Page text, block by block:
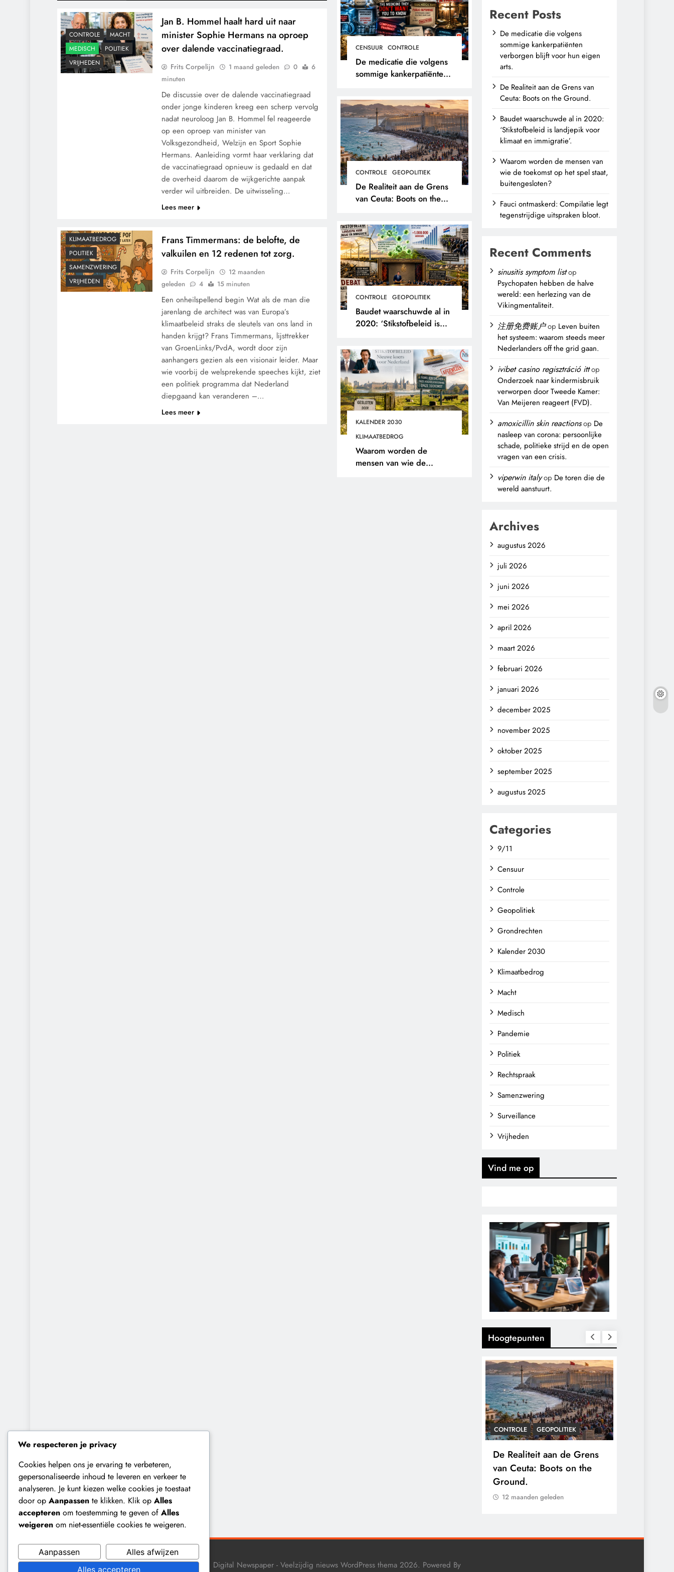
CENSUUR CONTROLE
De medicatie die volgens
sommige kankerpatiënten
eigen arts.
CONTROLE GEOPOLITIEK
De Realiteit aan de Grens
van Ceuta: Boots on the
CONTROLE GEOPOLITIEK
Baudet waarschuwde al in
2020: ‘Stikstofbeleid is
immigratie’.
KALENDER 2030
KLIMAATBEDROG
Waarom worden de
mensen van wie de
CONTROLE
MACHT
MEDISCH
POLITIEK
VRIJHEDEN
Jan B. Hommel haalt hard uit naar
minister Sophie Hermans na oproep
over dalende vaccinatiegraad.
Frits Corpelijn 1 maand geleden 0
6
minuten
De discussie over de dalende vaccinatiegraad
onder jonge kinderen kreeg een scherp vervolg
nadat neuroloog Jan B. Hommel fel reageerde
op een oproep van minister van
Volksgezondheid, Welzijn en Sport Sophie
Hermans. Aanleiding vormt haar verklaring dat
de vaccinatiegraad opnieuw is gedaald en dat
de overheid daarom de wijkgerichte aanpak
verder wil uitbreiden. De uitwisseling…
Lees meer
KLIMAATBEDROG
POLITIEK
SAMENZWERING
VRIJHEDEN
Frans Timmermans: de belofte, de
valkuilen en 12 redenen tot zorg.
Frits Corpelijn
12 maanden
geleden
4 15 minuten
Een onheilspellend begin Wat als de man die
jarenlang de architect was van Europa’s
klimaatbeleid straks de sleutels van ons land in
handen krijgt? Frans Timmermans, lijsttrekker
van GroenLinks/PvdA, wordt door zijn
aanhangers gezien als een visionair leider. Maar
wie voorbij de welsprekende speeches kijkt, ziet
een politiek programma dat Nederland
diepgaand kan veranderen –…
Lees meer
Recent Posts
De medicatie die volgens
sommige kankerpatiënten
verborgen blijft voor hun eigen
arts.
De Realiteit aan de Grens van
Ceuta: Boots on the Ground.
Baudet waarschuwde al in 2020:
‘Stikstofbeleid is landjepik voor
klimaat en immigratie’.
Waarom worden de mensen van
wie de toekomst op het spel staat,
buitengesloten?
Fauci ontmaskerd: Compilatie legt
tegenstrijdige uitspraken bloot.
Recent Comments
sinusitis symptom listop
Psychopaten hebben de halve
wereld: een herlezing van de
Vikingmentaliteit.
注册免费账户op Leven buiten
het systeem: waarom steeds meer
Nederlanders off the grid gaan.
ivibet casino regisztráció ittop
Onderzoek naar kindermisbruik
verworpen door Tweede Kamer:
Van Meijeren reageert (FVD).
amoxicillin skin reactionsop De
nasleep van corona: persoonlijke
schade, politieke strijd en de open
vragen van een crisis.
viperwin italyop De toren die de
wereld aanstuurt.
Archives
augustus 2026
juli 2026
juni 2026
mei 2026
april 2026
maart 2026
februari 2026
januari 2026
december 2025
november 2025
oktober 2025
september 2025
augustus 2025
Categories
9/11
Censuur
Controle
Geopolitiek
Grondrechten
Kalender 2030
Klimaatbedrog
Macht
Medisch
Pandemie
Politiek
Rechtspraak
Samenzwering
Surveillance
Vrijheden
Vind me op
Hoogtepunten
GEOPOLITIEK
De Realiteit aan de Grens
van Ceuta: Boots on the
12 maanden geleden
CONTROLE GEOPOLITIEK
Baudet waarschuwde al in
2020: ‘Stikstofbeleid is
immigratie’.
Digital Newspaper - Veelzijdig nieuws WordPress thema 2026. Powered By
We respecteren je privacy
Cookies helpen ons je ervaring te verbeteren,
gepersonaliseerde inhoud te leveren en verkeer te
analyseren. Je kunt kiezen welke cookies je toestaat
door op Aanpassen te klikken. Klik op Alles
accepteren om toestemming te geven of Alles
weigeren om niet-essentiële cookies te weigeren.
Aanpassen
Alles afwijzen
Alles accepteren